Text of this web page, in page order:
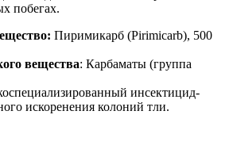
побегах.
Пиримикарб (Pirimicarb), 500
вещества: Карбаматы (группа
инсектицид-
искоренения колоний тли.